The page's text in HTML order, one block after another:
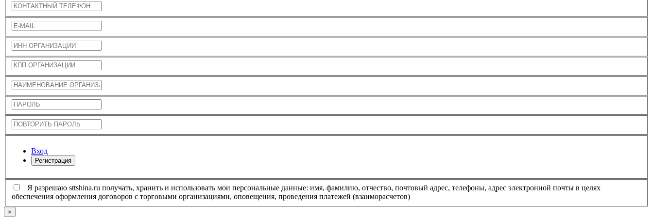
Вход
Регистрация
Я разрешаю sttshina.ru получать, хранить и использовать мои персональные данные: имя, фамилию, отчество, почтовый адрес, телефоны, адрес электронной почты в целях
обеспечения оформления договоров с торговыми организациями, оповещения, проведения платежей (взаиморасчетов)
×